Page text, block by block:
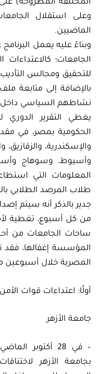
المختلفة المطروحة)
وعلى استقلال
الماضيين.
وبناءً عليه يعمل
الجامعات؛
للتحقيق ومجالس
بالإضافة إلى متابعة
نشاطهم السياسي داخل
يغطي التقرير الدوري
الحكومية بمصر، في
والإسكندرية،
وأسيوط، وسوهاج
المعلومات التي
طلاب المرصد الطلابي
جدير بالذكر أنه سيتم
من كل أسبوع، تغطية
ساحات الجامعات من
المؤسسة إغفالها، فقد
المصرية خلال أسبوعين ماضيين من 25
أولًا: اعتداءات قوات
جامعة الأزهر
– في 28 أكتوبر
بجامعة الأزهر